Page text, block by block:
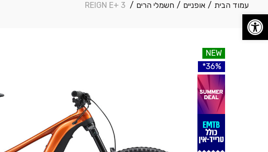
פתח סרגל נגישות
עמוד הבית אופניים חשמלי הרים
NEW
36%